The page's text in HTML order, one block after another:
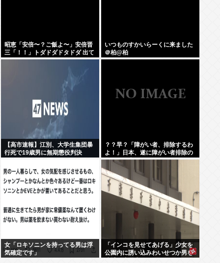
昭恵「安倍〜？ご飯よ〜」安倍晋
三「！！」トダドダドタドダ 出て
きそうなご飯
いつものすかいらーくに来ました
＠柏@柏
【高市速報】江別、大学生集団暴
行死で19歳男に無期懲役判決
？？早？「障がい者、排除するわ
よ！」日本、遂に障がい者排除の
為に動き出す。
女「ロキソニンを持ってる男は浮
気確定です」
「インコを見せてあげる」少女を
公園内に誘い込みわいせつか男を